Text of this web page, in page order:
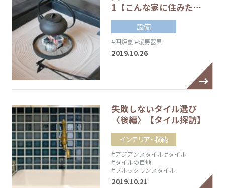
1【こんな家に住みた…
設備
#囲炉裏 #暖房器具
2019.10.26
失敗しないタイル選び
〈後編〉【タイル探訪】
インテリア・収納
#アジアンスタイル #タイル
#タイルの目地
#ブルックリンスタイル
2019.10.21